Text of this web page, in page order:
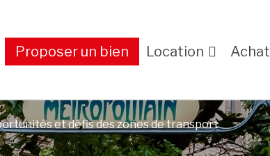
Proposer un bien Location Achat
et défis des zones de transport